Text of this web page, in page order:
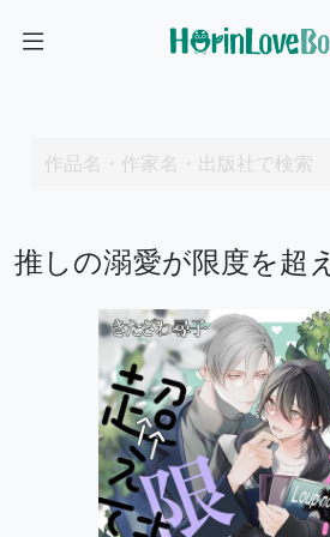
推しの溺愛が限度を超